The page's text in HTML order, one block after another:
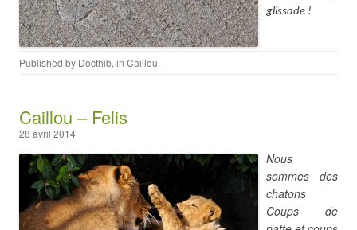
glissade !
Published by Docthib, in Caillou.
Caillou – Felis
28 avril 2014
Nous
sommes des
chatons
Coups de